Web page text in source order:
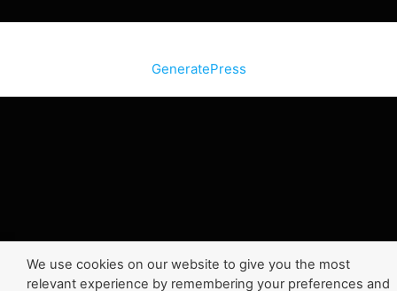
GeneratePress
We use cookies on our website to give you the most
relevant experience by remembering your preferences and